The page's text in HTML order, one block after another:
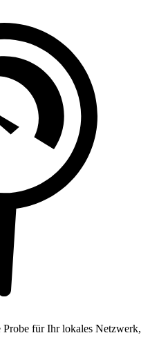
für Ihr lokales Netzwerk,